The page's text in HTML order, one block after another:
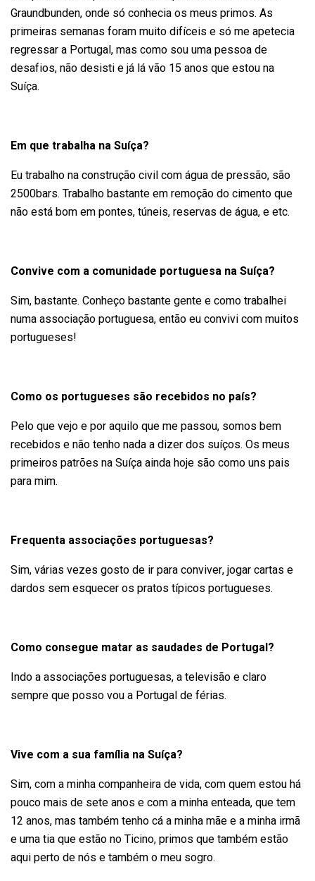
Graundbunden, onde só conhecia os meus primos. As
primeiras semanas foram muito difíceis e só me apetecia
regressar a Portugal, mas como sou uma pessoa de
desafios, não desisti e já lá vão 15 anos que estou na
Suíça.
Em que trabalha na Suíça?
Eu trabalho na construção civil com água de pressão, são
2500bars. Trabalho bastante em remoção do cimento que
não está bom em pontes, túneis, reservas de água, e etc.
Convive com a comunidade portuguesa na Suíça?
Sim, bastante. Conheço bastante gente e como trabalhei
numa associação portuguesa, então eu convivi com muitos
portugueses!
Como os portugueses são recebidos no país?
Pelo que vejo e por aquilo que me passou, somos bem
recebidos e não tenho nada a dizer dos suíços. Os meus
primeiros patrões na Suíça ainda hoje são como uns pais
para mim.
Frequenta associações portuguesas?
Sim, várias vezes gosto de ir para conviver, jogar cartas e
dardos sem esquecer os pratos típicos portugueses.
Como consegue matar as saudades de Portugal?
Indo a associações portuguesas, a televisão e claro
sempre que posso vou a Portugal de férias.
Vive com a sua família na Suíça?
Sim, com a minha companheira de vida, com quem estou há
pouco mais de sete anos e com a minha enteada, que tem
12 anos, mas também tenho cá a minha mãe e a minha irmã
e uma tia que estão no Ticino, primos que também estão
aqui perto de nós e também o meu sogro.